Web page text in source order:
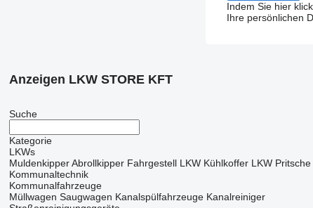
Indem Sie hier
Ihre persönlichen
Anzeigen LKW STORE KFT
Suche
Kategorie
LKWs
Muldenkipper Abrollkipper Fahrgestell LKW Kühlkoffer LKW
Kommunaltechnik
Kommunalfahrzeuge
Müllwagen Saugwagen Kanalspülfahrzeuge Kanalreiniger